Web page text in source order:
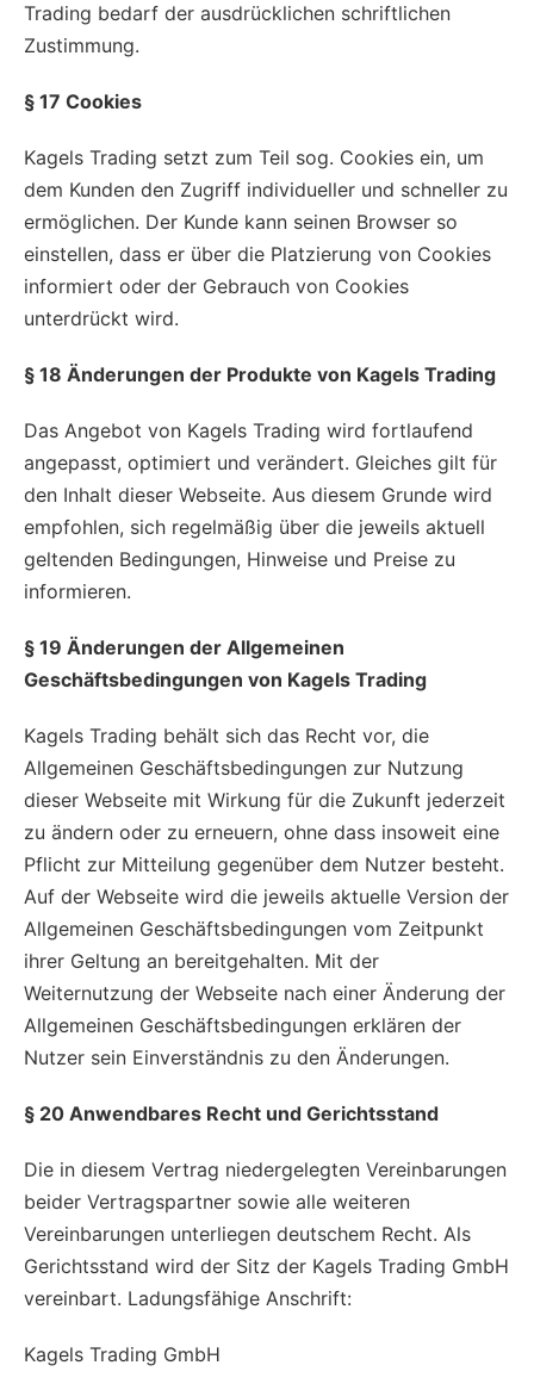
Trading bedarf der ausdrücklichen schriftlichen
Zustimmung.
§ 17 Cookies
Kagels Trading setzt zum Teil sog. Cookies ein, um
dem Kunden den Zugriff individueller und schneller zu
ermöglichen. Der Kunde kann seinen Browser so
einstellen, dass er über die Platzierung von Cookies
informiert oder der Gebrauch von Cookies
unterdrückt wird.
§ 18 Änderungen der Produkte von Kagels Trading
Das Angebot von Kagels Trading wird fortlaufend
angepasst, optimiert und verändert. Gleiches gilt für
den Inhalt dieser Webseite. Aus diesem Grunde wird
empfohlen, sich regelmäßig über die jeweils aktuell
geltenden Bedingungen, Hinweise und Preise zu
informieren.
§ 19 Änderungen der Allgemeinen
Geschäftsbedingungen von Kagels Trading
Kagels Trading behält sich das Recht vor, die
Allgemeinen Geschäftsbedingungen zur Nutzung
dieser Webseite mit Wirkung für die Zukunft jederzeit
zu ändern oder zu erneuern, ohne dass insoweit eine
Pflicht zur Mitteilung gegenüber dem Nutzer besteht.
Auf der Webseite wird die jeweils aktuelle Version der
Allgemeinen Geschäftsbedingungen vom Zeitpunkt
ihrer Geltung an bereitgehalten. Mit der
Weiternutzung der Webseite nach einer Änderung der
Allgemeinen Geschäftsbedingungen erklären der
Nutzer sein Einverständnis zu den Änderungen.
§ 20 Anwendbares Recht und Gerichtsstand
Die in diesem Vertrag niedergelegten Vereinbarungen
beider Vertragspartner sowie alle weiteren
Vereinbarungen unterliegen deutschem Recht. Als
Gerichtsstand wird der Sitz der Kagels Trading GmbH
vereinbart. Ladungsfähige Anschrift:
Kagels Trading GmbH